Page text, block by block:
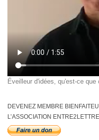
Éveilleur d'idées, qu'est-ce que
DEVENEZ MEMBRE
L’ASSOCIATION